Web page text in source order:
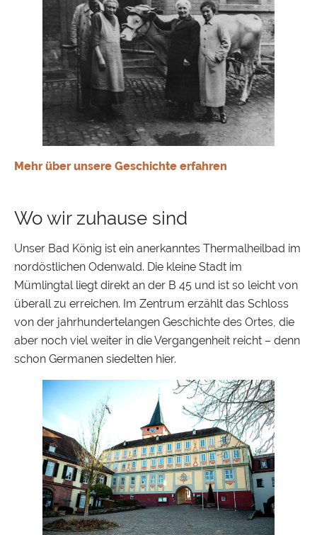
Mehr über unsere Geschichte erfahren
Wo wir zuhause sind
Unser Bad König ist ein anerkanntes Thermalheilbad im
nordöstlichen Odenwald. Die kleine Stadt im
Mümlingtal liegt direkt an der B 45 und ist so leicht von
überall zu erreichen. Im Zentrum erzählt das Schloss
von der jahrhundertelangen Geschichte des Ortes, die
aber noch viel weiter in die Vergangenheit reicht – denn
schon Germanen siedelten hier.